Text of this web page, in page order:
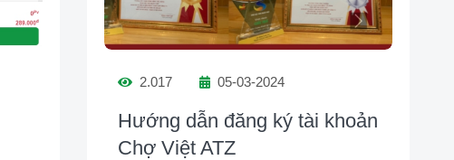
2.017 05-03-2024
Hướng dẫn đăng ký tài khoản
Chợ Việt ATZ